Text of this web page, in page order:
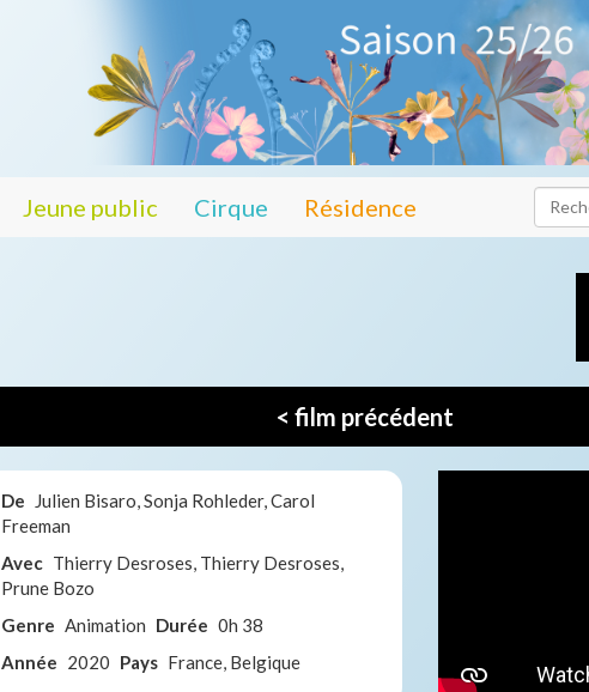
Jeune public Cirque Résidence
< film précédent
De
Julien Bisaro, Sonja Rohleder, Carol
Freeman
Avec Thierry Desroses, Thierry Desroses,
Prune Bozo
Genre Animation Durée 0h 38
Année 2020 Pays France, Belgique